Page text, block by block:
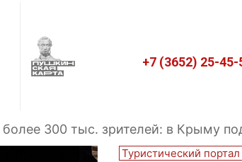
+7 (3652) 25-
300 тыс. зрителей: в Крыму
Туристический